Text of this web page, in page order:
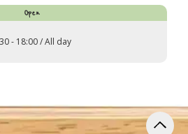
Open
- 18:00 / All day